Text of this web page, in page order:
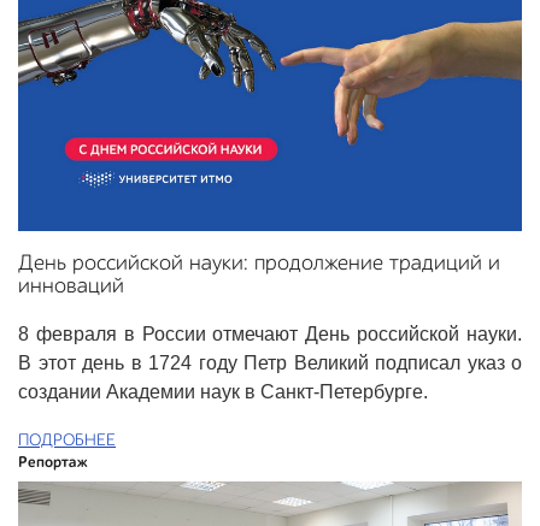
День российской науки: продолжение традиций и
инноваций
8 февраля в России отмечают День российской науки.
В этот день в 1724 году Петр Великий подписал указ о
создании Академии наук в Санкт-Петербурге.
ПОДРОБНЕЕ
Репортаж